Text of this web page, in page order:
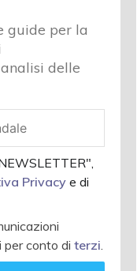
guide per la
delle
Privacye di
per conto di terzi